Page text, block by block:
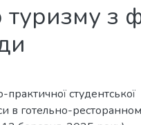
туризму з
студентської
в готельно-